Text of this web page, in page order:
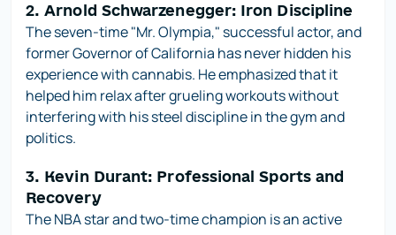
2. Arnold Schwarzenegger: Iron Discipline
The seven-time "Mr. Olympia," successful actor, and
former Governor of California has never hidden his
experience with cannabis. He emphasized that it
helped him relax after grueling workouts without
interfering with his steel discipline in the gym and
politics.
3. Kevin Durant: Professional Sports and
Recovery
The NBA star and two-time champion is an active